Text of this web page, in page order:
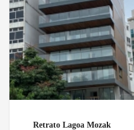
Retrato Lagoa Mozak